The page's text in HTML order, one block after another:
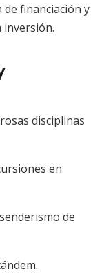
financiación y
inversión.
disciplinas
en
de